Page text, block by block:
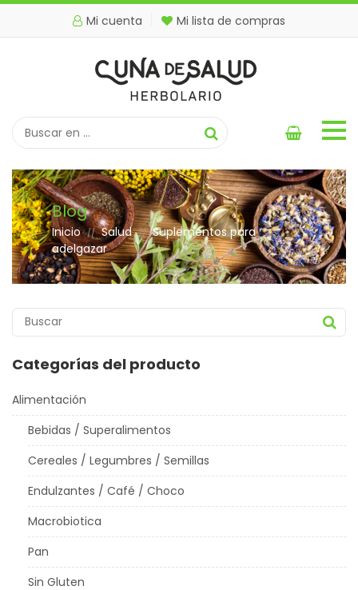
Mi cuenta Mi lista de compras
Blog
Inicio // Salud // Suplementos para
adelgazar
Categorías del producto
Alimentación
Bebidas / Superalimentos
Cereales / Legumbres / Semillas
Endulzantes / Café / Choco
Macrobiotica
Pan
Sin Gluten